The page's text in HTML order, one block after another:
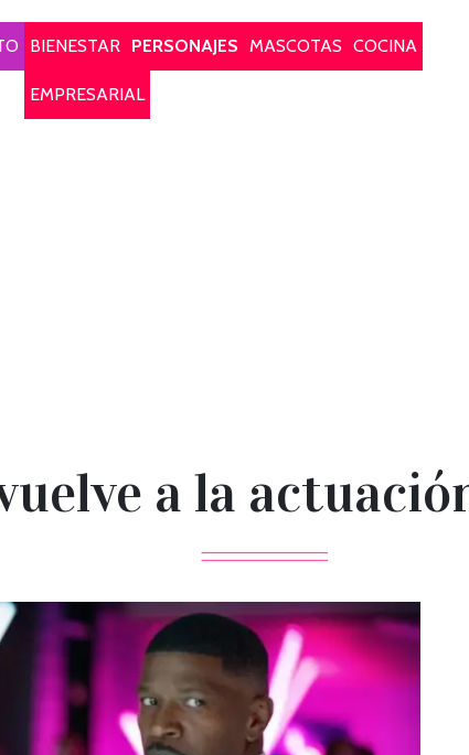
BIENESTAR PERSONAJES MASCOTAS COCINA
EMPRESARIAL
a la